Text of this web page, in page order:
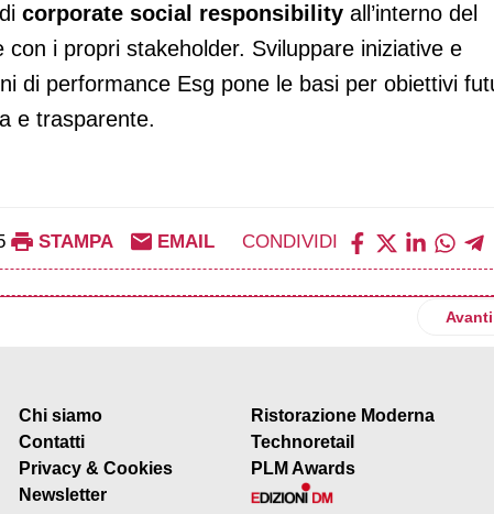
corporate social responsibility all’interno del
i propri stakeholder. Sviluppare iniziative e
di performance Esg pone le basi per obiettivi
e trasparente.
STAMPA EMAIL CONDIVIDI
salvati oltre 900 mila pasti Avanti
Chi siamo
Contatti
Privacy & Cookies
Newsletter
Ristorazione Moderna
Technoretail
PLM Awards